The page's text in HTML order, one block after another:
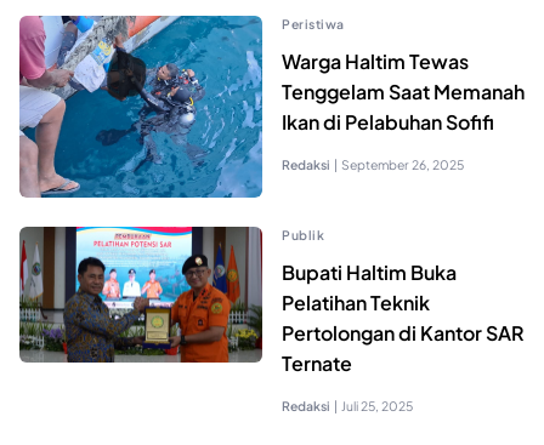
Peristiwa
Warga Haltim Tewas
Tenggelam Saat Memanah
Ikan di Pelabuhan Sofifi
Redaksi | September 26, 2025
Publik
Bupati Haltim Buka
Pelatihan Teknik
Pertolongan di Kantor SAR
Ternate
Redaksi | Juli 25, 2025